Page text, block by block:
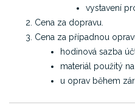
vystavení
Cena za dopravu.
Cena za případnou
hodinová sazba
materiál použitý
u oprav během